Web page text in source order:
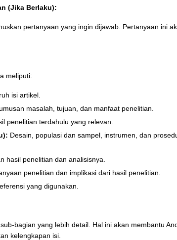
(Jika Berlaku):
pertanyaan yang ingin dijawab. Pertanyaan ini
meliputi:
isi artikel.
masalah, tujuan, dan manfaat penelitian.
penelitian terdahulu yang relevan.
Desain, populasi dan sampel, instrumen, dan
hasil penelitian dan analisisnya.
penelitian dan implikasi dari hasil penelitian.
yang digunakan.
bagian yang lebih detail. Hal ini akan membantu
kelengkapan isi.